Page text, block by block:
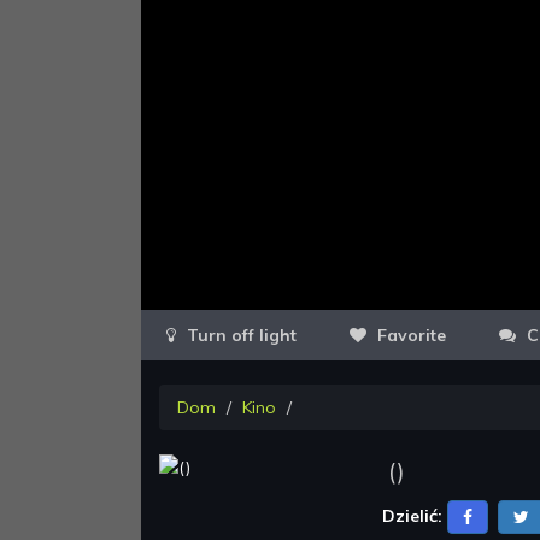
Favorite
Dom Kino
()
Dzielić: